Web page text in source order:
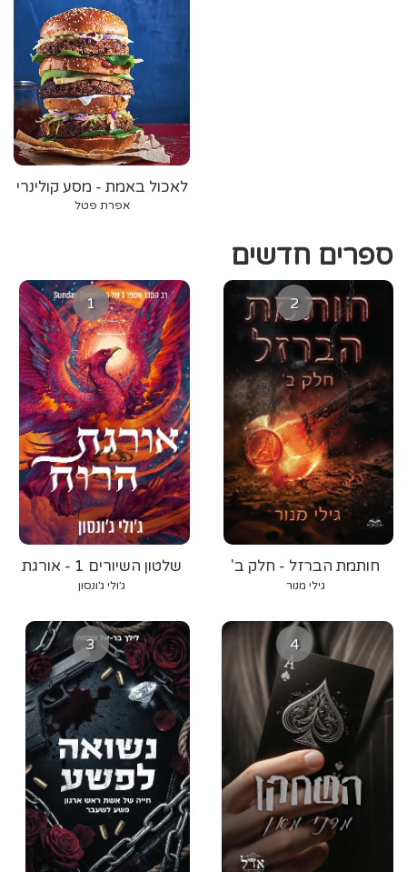
לאכול באמת - מסע קולינרי
באמריקה
אפרת פטל
ספרים חדשים
1
שלטון השיורים 1 - אורגת
הרוח
ג׳ולי ג׳ונסון
2
חותמת הברזל - חלק ב'
גילי מנור
3 4